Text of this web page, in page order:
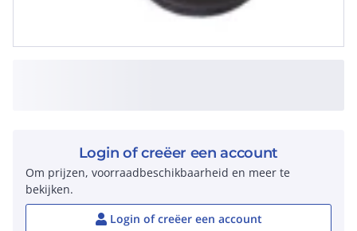
Login of creëer een account
Om prijzen, voorraadbeschikbaarheid en meer te
bekijken.
Login of creëer een account